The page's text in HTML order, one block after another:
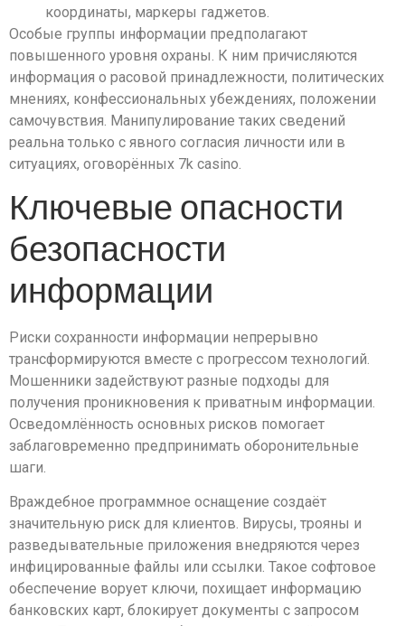
координаты, маркеры гаджетов.
Особые группы информации предполагают
повышенного уровня охраны. К ним причисляются
информация о расовой принадлежности, политических
мнениях, конфессиональных убеждениях, положении
самочувствия. Манипулирование таких сведений
реальна только с явного согласия личности или в
ситуациях, оговорённых 7k casino.
Ключевые опасности
безопасности
информации
Риски сохранности информации непрерывно
трансформируются вместе с прогрессом технологий.
Мошенники задействуют разные подходы для
получения проникновения к приватным информации.
Осведомлённость основных рисков помогает
заблаговременно предпринимать оборонительные
шаги.
Враждебное программное оснащение создаёт
значительную риск для клиентов. Вирусы, трояны и
разведывательные приложения внедряются через
инфицированные файлы или ссылки. Такое софтовое
обеспечение ворует ключи, похищает информацию
банковских карт, блокирует документы с запросом